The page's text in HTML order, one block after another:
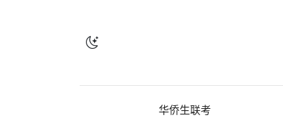
华侨生联考